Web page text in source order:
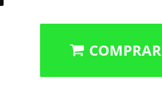
COMPRAR